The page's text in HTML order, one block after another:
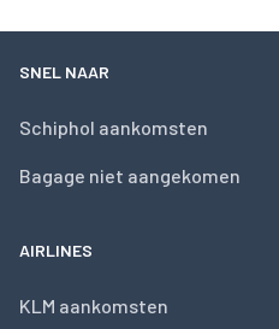
SNEL NAAR
Schiphol aankomsten
Bagage niet aangekomen
AIRLINES
KLM aankomsten